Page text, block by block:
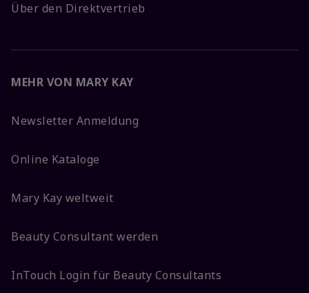
Über den Direktvertrieb
MEHR VON MARY KAY
Newsletter Anmeldung
Online Kataloge
Mary Kay weltweit
Beauty Consultant werden
InTouch Login für Beauty Consultants